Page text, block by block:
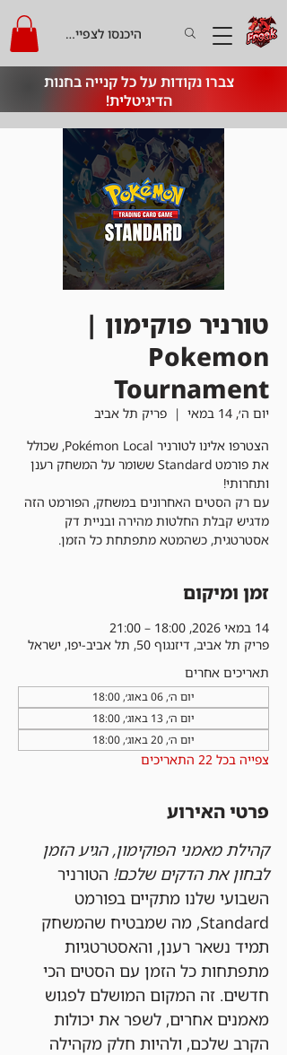
צברו נקודות על כל קנייה בחנות
הדיגיטלית!
היכנסו לצפייה בקרדיט
טורניר פוקימון |
Pokemon
Tournament
יום ה׳, 14 במאי
  |
פריק תל אביב
הצטרפו אלינו לטורניר Pokémon Local, שכולל
את פורמט Standard ששומר על המשחק רענן
עם רק הסטים האחרונים במשחק, הפורמט הזה
מדגיש קבלת החלטות מהירה ובניית דק
אסטרטגית, כשהמטא מתפתחת כל הזמן.
זמן ומיקום
14 במאי 2026, 18:00 – 21:00
פריק תל אביב, דיזנגוף 50, תל אביב-יפו, ישראל
תאריכים אחרים
יום ה׳, 06 באוג׳, 18:00
יום ה׳, 13 באוג׳, 18:00
יום ה׳, 20 באוג׳, 18:00
צפייה בכל 22 התאריכים
פרטי האירוע
קהילת מאמני הפוקימון, הגיע הזמן
לבחון את הדקים שלכם! הטורניר
השבועי שלנו מתקיים בפורמט
Standard, מה שמבטיח שהמשחק
תמיד נשאר רענן, והאסטרטגיות
מתפתחות כל הזמן עם הסטים הכי
חדשים. זה המקום המושלם לפגוש
מאמנים אחרים, לשפר את יכולות
הקרב שלכם, ולהיות חלק מקהילה